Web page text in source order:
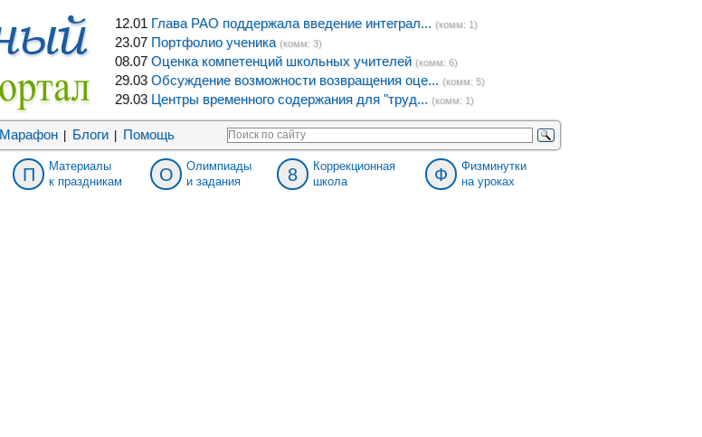
12.01 Глава РАО поддержала введение интеграл... (комм: 1)
23.07 Портфолио ученика (комм: 3)
08.07 Оценка компетенций школьных учителей (комм: 6)
29.03 Обсуждение возможности возвращения оце... (комм: 5)
29.03 Центры временного содержания для "труд... (комм: 1)
Марафон Блоги Помощь
П
Материалы
к праздникам
О
Олимпиады
и задания
8
Коррекционная
школа
Ф
Физминутки
на уроках